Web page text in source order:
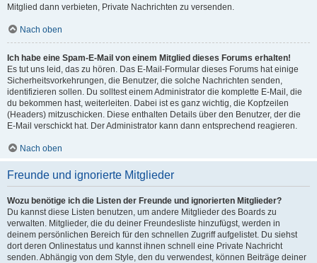
Mitglied dann verbieten, Private Nachrichten zu versenden.
Nach oben
Ich habe eine Spam-E-Mail von einem Mitglied dieses Forums erhalten!
Es tut uns leid, das zu hören. Das E-Mail-Formular dieses Forums hat einige
Sicherheitsvorkehrungen, die Benutzer, die solche Nachrichten senden,
identifizieren sollen. Du solltest einem Administrator die komplette E-Mail, die
du bekommen hast, weiterleiten. Dabei ist es ganz wichtig, die Kopfzeilen
(Headers) mitzuschicken. Diese enthalten Details über den Benutzer, der die
E-Mail verschickt hat. Der Administrator kann dann entsprechend reagieren.
Nach oben
Freunde und ignorierte Mitglieder
Wozu benötige ich die Listen der Freunde und ignorierten Mitglieder?
Du kannst diese Listen benutzen, um andere Mitglieder des Boards zu
verwalten. Mitglieder, die du deiner Freundesliste hinzufügst, werden in
deinem persönlichen Bereich für den schnellen Zugriff aufgelistet. Du siehst
dort deren Onlinestatus und kannst ihnen schnell eine Private Nachricht
senden. Abhängig von dem Style, den du verwendest, können Beiträge deiner